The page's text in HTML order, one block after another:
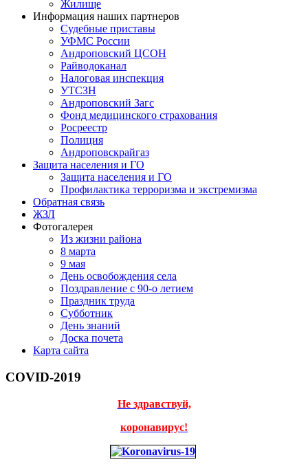
Жилище
Информация наших партнеров
Судебные приставы
УФМС России
Андроповский ЦСОН
Райводоканал
Налоговая инспекция
УТСЗН
Андроповский Загс
Фонд медицинского страхования
Росреестр
Полиция
Андроповскрайгаз
Защита населения и ГО
Защита населения и ГО
Профилактика терроризма и экстремизма
Обратная связь
ЖЗЛ
Фотогалерея
Из жизни района
8 марта
9 мая
День освобождения села
Поздравление с 90-о летием
Праздник труда
Субботник
День знаний
Доска почета
Карта сайта
COVID-2019
Не здравствуй,
коронавирус!